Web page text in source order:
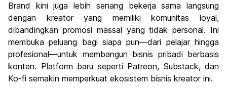
Brand kini juga lebih senang bekerja sama langsung
dengan kreator yang memiliki komunitas loyal,
dibandingkan promosi massal yang tidak personal. Ini
membuka peluang bagi siapa pun—dari pelajar hingga
profesional—untuk membangun bisnis pribadi berbasis
konten. Platform baru seperti Patreon, Substack, dan
Ko-fi semakin memperkuat ekosistem bisnis kreator ini.